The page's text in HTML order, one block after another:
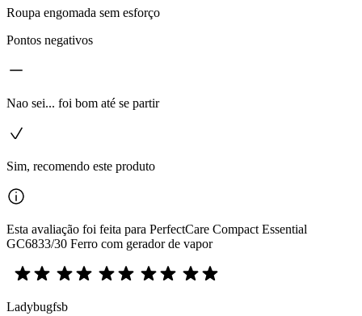
Roupa engomada sem esforço
Pontos negativos
Nao sei... foi bom até se partir
Sim, recomendo este produto
Esta avaliação foi feita para PerfectCare Compact Essential
GC6833/30 Ferro com gerador de vapor
Ladybugfsb